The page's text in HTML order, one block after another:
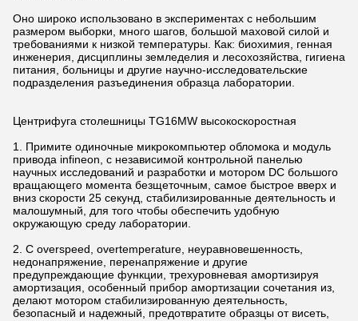
Оно широко использовано в экспериментах с небольшим
размером выборки, много шагов, большой маховой силой и
требованиями к низкой температуры. Как: биохимия, генная
инженерия, дисциплины земледелия и лесохозяйства, гигиена
питания, больницы и другие научно-исследовательские
подразделения разъединения образца лаборатории.
Центрифуга столешницы TG16MW высокоскоростная
1. Примите одиночные микрокомпьютер обломока и модуль
привода infineon, с независимой контрольной панелью
научных исследований и разработки и мотором DC большого
вращающего момента безщеточным, самое быстрое вверх и
вниз скорости 25 секунд, стабилизированные деятельность и
малошумный, для того чтобы обеспечить удобную
окружающую среду лаборатории.
2. С overspeed, overtemperature, неуравновешенность,
недонапряжение, перенапряжение и другие
предупреждающие функции, трехуровневая амортизируя
амортизация, особенный прибор амортизации сочетания из,
делают мотором стабилизированную деятельность,
безопасный и надежный, предотвратите образцы от висеть,